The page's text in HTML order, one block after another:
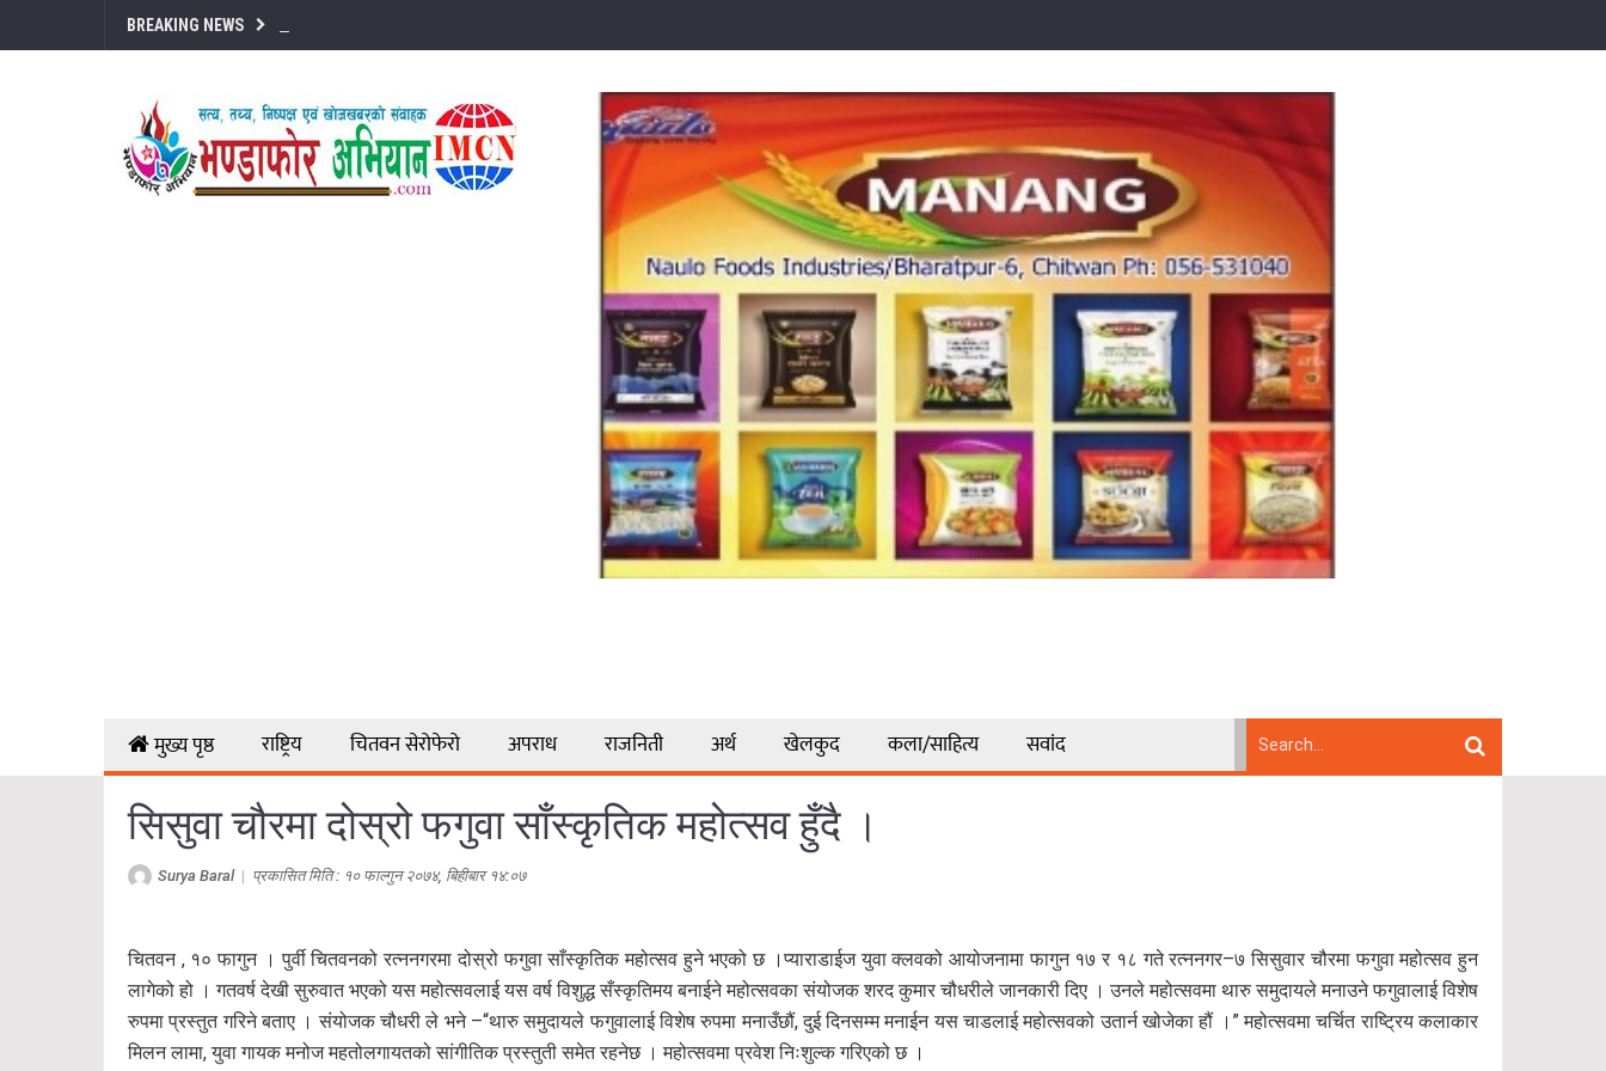
BREAKING NEWS
मुख्य पृष्ठ राष्ट्रिय चितवन सेरोफेरो अपराध राजनिती अर्थ खेलकुद कला/साहित्य सवांद
सिसुवा चौरमा दोस्रो फगुवा साँस्कृतिक महोत्सव हुँदै ।
Surya Baral| प्रकासित मिति : १० फाल्गुन २०७४, बिहीबार १४:०७
चितवन , १० फागुन । पुर्वी चितवनको रत्ननगरमा दोस्रो फगुवा साँस्कृतिक महोत्सव हुने भएको छ ।प्याराडाईज युवा क्लवको आयोजनामा फागुन १७ र १८ गते रत्ननगर–७ सिसुवार चौरमा फगुवा महोत्सव हुन
लागेको हो । गतवर्ष देखी सुरुवात भएको यस महोत्सवलाई यस वर्ष विशुद्ध सँस्कृतिमय बनाईने महोत्सवका संयोजक शरद कुमार चौधरीले जानकारी दिए । उनले महोत्सवमा थारु समुदायले मनाउने फगुवालाई विशेष
रुपमा प्रस्तुत गरिने बताए । संयोजक चौधरी ले भने –“थारु समुदायले फगुवालाई विशेष रुपमा मनाउँछौं, दुई दिनसम्म मनाईन यस चाडलाई महोत्सवको उतार्न खोजेका हौं ।” महोत्सवमा चर्चित राष्ट्रिय कलाकार
मिलन लामा, युवा गायक मनोज महतोलगायतको सांगीतिक प्रस्तुती समेत रहनेछ । महोत्सवमा प्रवेश निःशुल्क गरिएको छ ।